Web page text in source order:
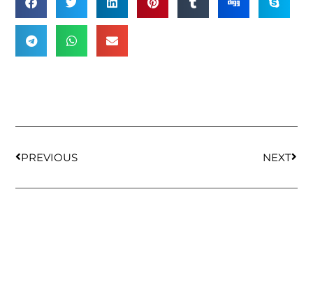
PREVIOUS NEXT